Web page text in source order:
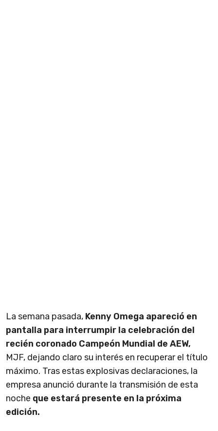
La semana pasada, Kenny Omega apareció en
pantalla para interrumpir la celebración del
recién coronado Campeón Mundial de AEW,
MJF, dejando claro su interés en recuperar el título
máximo. Tras estas explosivas declaraciones, la
empresa anunció durante la transmisión de esta
noche que estará presente en la próxima
edición.